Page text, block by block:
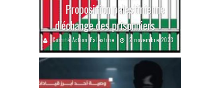
Proposition palestinienne
d’échange des prisonniers
Comité Action Palestine 2 novembre 2023